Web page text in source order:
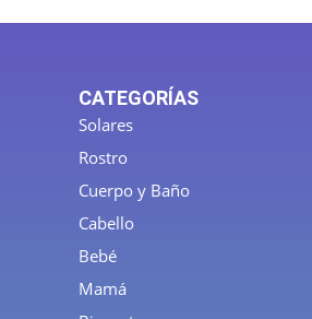
CATEGORÍAS
Solares
Rostro
Cuerpo y Baño
Cabello
Bebé
Mamá